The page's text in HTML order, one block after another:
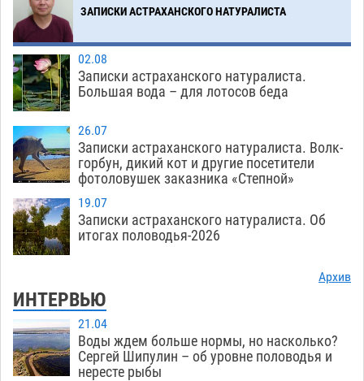
Загрузить еще
ЗАПИСКИ АСТРАХАНСКОГО НАТУРАЛИСТА
02.08
Записки астраханского натуралиста.
Большая вода – для лотосов беда
26.07
Записки астраханского натуралиста. Волк-
горбун, дикий кот и другие посетители
фотоловушек заказника «Степной»
19.07
Записки астраханского натуралиста. Об
итогах половодья-2026
Архив
ИНТЕРВЬЮ
21.04
Воды ждем больше нормы, но насколько?
Сергей Шипулин – об уровне половодья и
нересте рыбы